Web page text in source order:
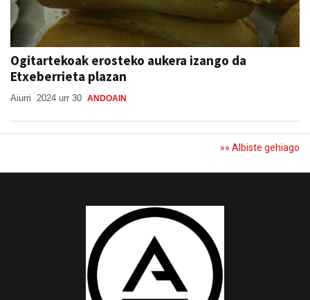
Ogitartekoak erosteko aukera izango da
Etxeberrieta plazan
Aiurri 2024 urr 30 ANDOAIN
»» Albiste gehiago